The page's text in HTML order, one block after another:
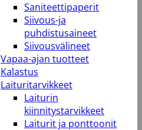
Saniteettipaperit
Siivous-ja
puhdistusaineet
Siivousvälineet
Vapaa-ajan tuotteet
Kalastus
Laituritarvikkeet
Laiturin
kiinnitystarvikkeet
Laiturit ja ponttoonit